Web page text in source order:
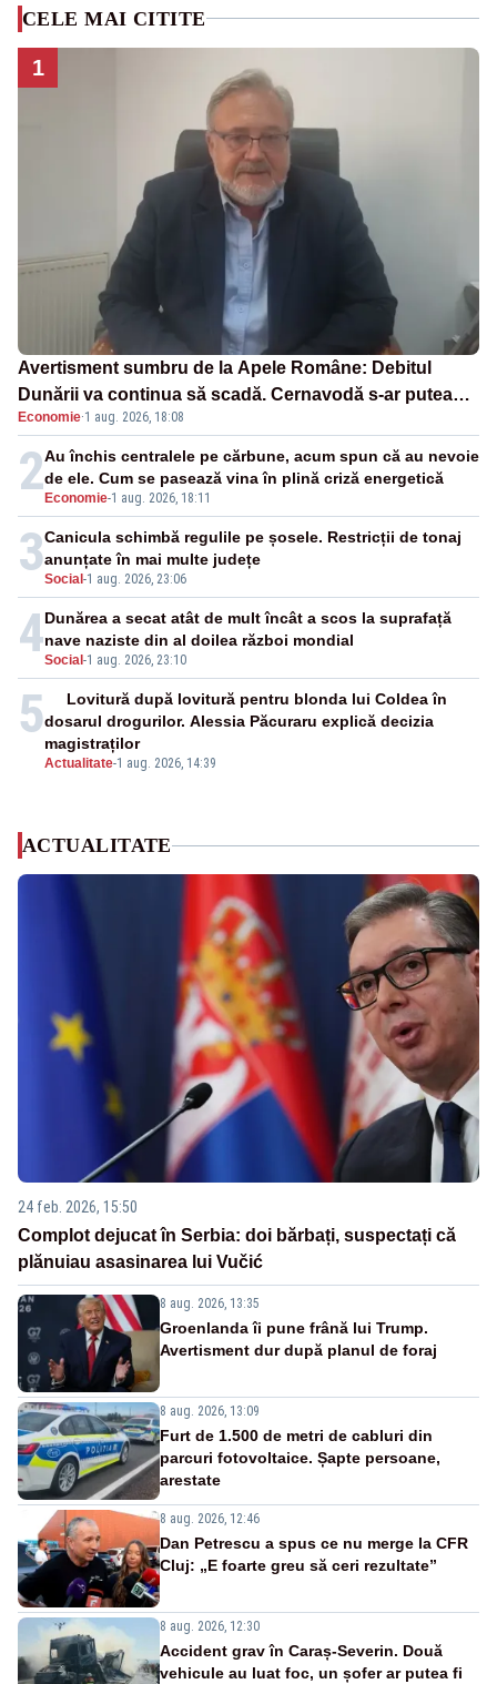
CELE MAI CITITE
1
Avertisment sumbru de la Apele Române: Debitul
Dunării va continua să scadă. Cernavodă s-ar putea
închide în 4 zile
Economie·1 aug. 2026, 18:08
2 Economie-1 aug. 2026, 18:11
Au închis centralele pe cărbune, acum spun că au nevoie
de ele. Cum se pasează vina în plină criză energetică
3Social -1 aug. 2026, 23:06
Canicula schimbă regulile pe șosele. Restricții de tonaj
anunțate în mai multe județe
4Social -1 aug. 2026, 23:10
Dunărea a secat atât de mult încât a scos la suprafață
nave naziste din al doilea război mondial
5
Actualitate-1 aug. 2026, 14:39
Lovitură după lovitură pentru blonda lui Coldea în
dosarul drogurilor. Alessia Păcuraru explică decizia
magistraților
ACTUALITATE
24 feb. 2026, 15:50
Complot dejucat în Serbia: doi bărbați, suspectați că
plănuiau asasinarea lui Vučić
8 aug. 2026, 13:35
Groenlanda îi pune frână lui Trump.
Avertisment dur după planul de foraj
8 aug. 2026, 13:09
Furt de 1.500 de metri de cabluri din
parcuri fotovoltaice. Șapte persoane,
arestate
8 aug. 2026, 12:46
Dan Petrescu a spus ce nu merge la CFR
Cluj: „E foarte greu să ceri rezultate”
8 aug. 2026, 12:30
Accident grav în Caraș-Severin. Două
vehicule au luat foc, un șofer ar putea fi